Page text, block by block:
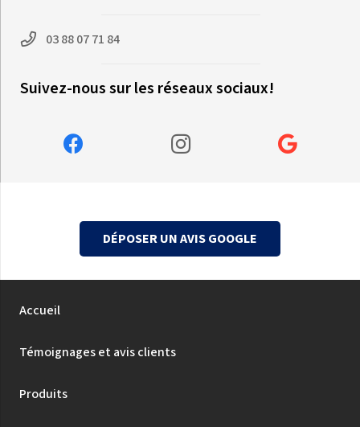
03 88 07 71 84
Suivez-nous sur les réseaux sociaux!
DÉPOSER UN AVIS GOOGLE
Accueil
Témoignages et avis clients
Produits